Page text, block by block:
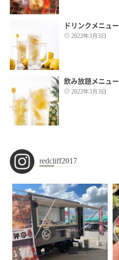
ドリンクメニュー
2022年3月3日
飲み放題メニュー
2022年3月3日
redcliff2017